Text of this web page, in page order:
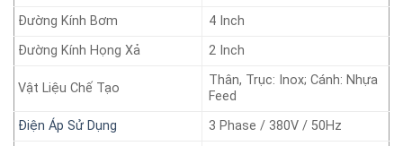
Đường Kính Bơm
4 Inch
Đường Kính Họng Xả
2 Inch
Vật Liệu Chế Tạo
Thân, Trục: Inox; Cánh: Nhựa
Feed
Điện Áp Sử Dụng
3 Phase / 380V / 50Hz